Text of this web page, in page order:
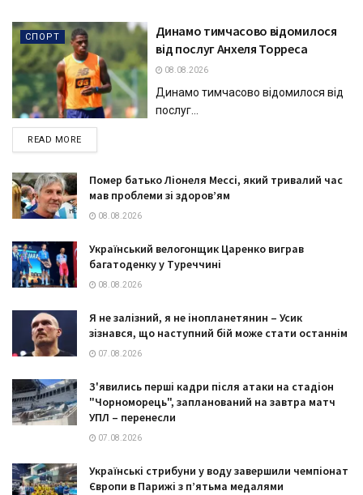
СПОРТ
Динамо тимчасово відомилося
від послуг Анхеля Торреса
08.08.2026
Динамо тимчасово відомилося від
послуг...
READ MOREDETAILS
Помер батько Ліонеля Мессі, який тривалий час
мав проблеми зі здоров’ям
08.08.2026
Український велогонщик Царенко виграв
багатоденку у Туреччині
08.08.2026
Я не залізний, я не інопланетянин – Усик
зізнався, що наступний бій може стати останнім
07.08.2026
З'явились перші кадри після атаки на стадіон
"Чорноморець", запланований на завтра матч
УПЛ – перенесли
07.08.2026
Українські стрибуни у воду завершили чемпіонат
Європи в Парижі з п’ятьма медалями